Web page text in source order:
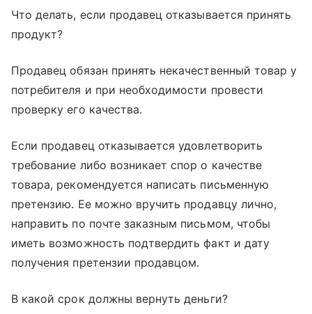
Что делать, если продавец отказывается принять
продукт?
Продавец обязан принять некачественный товар у
потребителя и при необходимости провести
проверку его качества.
Если продавец отказывается удовлетворить
требование либо возникает спор о качестве
товара, рекомендуется написать письменную
претензию. Ее можно вручить продавцу лично,
направить по почте заказным письмом, чтобы
иметь возможность подтвердить факт и дату
получения претензии продавцом.
В какой срок должны вернуть деньги?